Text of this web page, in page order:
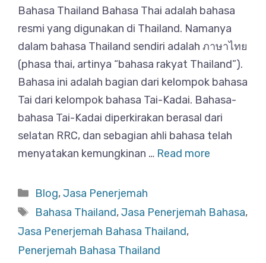
Bahasa Thailand Bahasa Thai adalah bahasa
resmi yang digunakan di Thailand. Namanya
dalam bahasa Thailand sendiri adalah ภาษาไทย
(phasa thai, artinya “bahasa rakyat Thailand”).
Bahasa ini adalah bagian dari kelompok bahasa
Tai dari kelompok bahasa Tai-Kadai. Bahasa-
bahasa Tai-Kadai diperkirakan berasal dari
selatan RRC, dan sebagian ahli bahasa telah
menyatakan kemungkinan … Read more
Categories
Blog,Jasa Penerjemah
Tags
Bahasa Thailand,Jasa Penerjemah Bahasa,
Jasa Penerjemah Bahasa Thailand,
Penerjemah Bahasa Thailand